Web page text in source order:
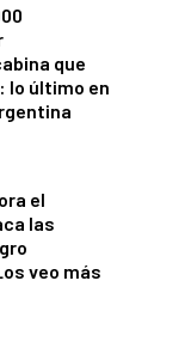
que
lo último en
el
las
veo más